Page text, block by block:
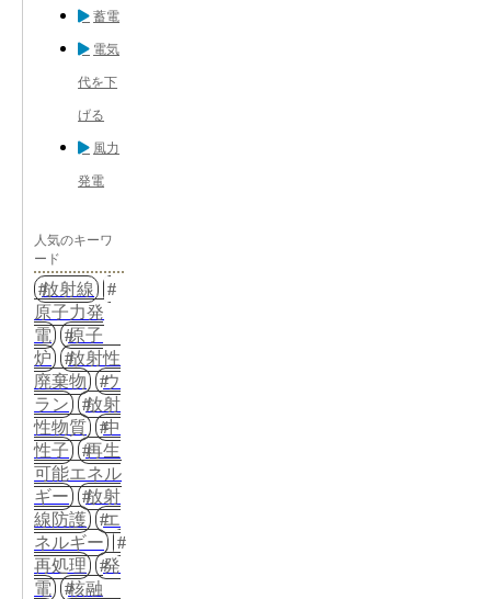
蓄電
電気
代を下
げる
風力
発電
人気のキーワ
ード
放射線
原子力発
電
原子
炉
放射性
廃棄物
ウ
ラン
放射
性物質
中
性子
再生
可能エネル
ギー
放射
線防護
エ
ネルギー
再処理
発
電
核融